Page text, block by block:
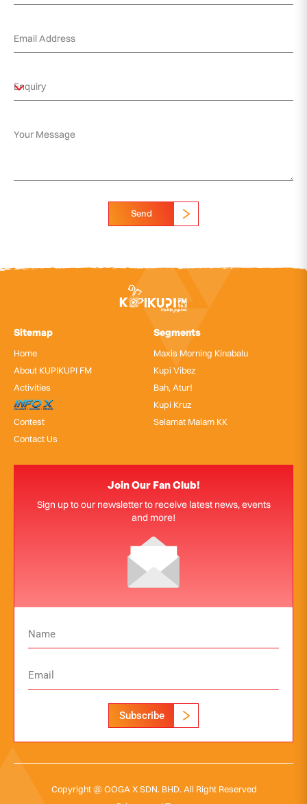
Send
Sitemap
Home
About KUPIKUPI FM
Activities
InfoX
Contest
Contact Us
Segments
Maxis Morning Kinabalu
Kupi Vibez
Bah, Atur!
Kupi Kruz
Selamat Malam KK
Join Our Fan Club!
Sign up to our newsletter to receive latest news, events
and more!
Subscribe
Copyright @ OOGA X SDN. BHD. All Right Reserved